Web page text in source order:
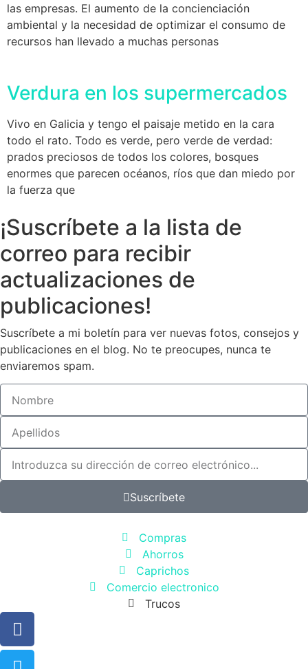
las empresas. El aumento de la concienciación
ambiental y la necesidad de optimizar el consumo de
recursos han llevado a muchas personas
Verdura en los supermercados
Vivo en Galicia y tengo el paisaje metido en la cara
todo el rato. Todo es verde, pero verde de verdad:
prados preciosos de todos los colores, bosques
enormes que parecen océanos, ríos que dan miedo por
la fuerza que
¡Suscríbete a la lista de
correo para recibir
actualizaciones de
publicaciones!
Suscríbete a mi boletín para ver nuevas fotos, consejos y
publicaciones en el blog. No te preocupes, nunca te
enviaremos spam.
Suscríbete
Compras
Ahorros
Caprichos
Comercio electronico
Trucos